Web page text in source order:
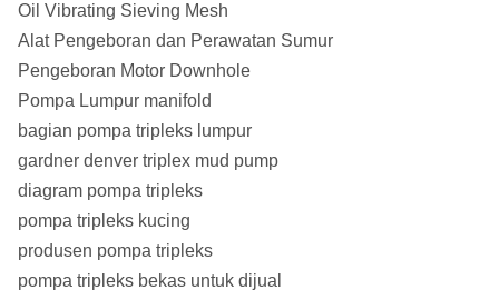
Oil Vibrating Sieving Mesh
Alat Pengeboran dan Perawatan Sumur
Pengeboran Motor Downhole
Pompa Lumpur manifold
bagian pompa tripleks lumpur
gardner denver triplex mud pump
diagram pompa tripleks
pompa tripleks kucing
produsen pompa tripleks
pompa tripleks bekas untuk dijual